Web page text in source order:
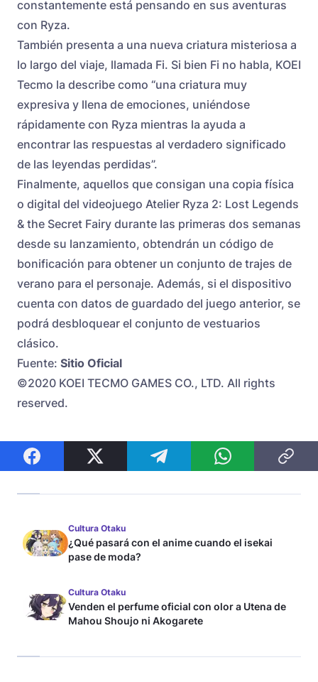
constantemente está pensando en sus aventuras
con Ryza.
También presenta a una nueva criatura misteriosa a
lo largo del viaje, llamada Fi. Si bien Fi no habla, KOEI
Tecmo la describe como “una criatura muy
expresiva y llena de emociones, uniéndose
rápidamente con Ryza mientras la ayuda a
encontrar las respuestas al verdadero significado
de las leyendas perdidas”.
Finalmente, aquellos que consigan una copia física
o digital del videojuego Atelier Ryza 2: Lost Legends
& the Secret Fairy durante las primeras dos semanas
desde su lanzamiento, obtendrán un código de
bonificación para obtener un conjunto de trajes de
verano para el personaje. Además, si el dispositivo
cuenta con datos de guardado del juego anterior, se
podrá desbloquear el conjunto de vestuarios
clásico.
Fuente: Sitio Oficial
©2020 KOEI TECMO GAMES CO., LTD. All rights
reserved.
Cultura Otaku
¿Qué pasará con el anime cuando el isekai
pase de moda?
Cultura Otaku
Venden el perfume oficial con olor a Utena de
Mahou Shoujo ni Akogarete